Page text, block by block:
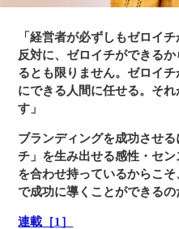
「経営者が必ずしもゼロイ
反対に、ゼロイチができる
るとも限りません。ゼロイ
にできる人間に任せる。そ
す」
ブランディングを成功させ
チ」を生み出せる感性・セ
を合わせ持っているからこ
で成功に導くことができるの
連載［1］